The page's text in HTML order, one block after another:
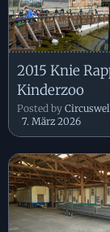
2015 Knie
Kinderzoo
Posted by
7. März 2026